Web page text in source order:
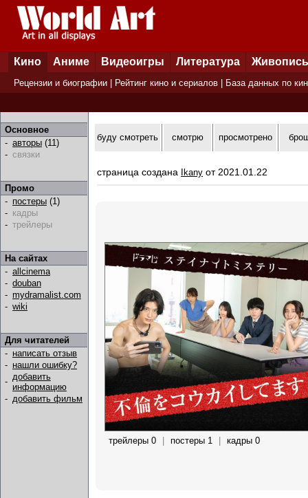
Кино Аниме Видеоигры Литература Живопись
Рецензии и биографии Рейтинг кино и сериалов База данных по
Основное
- авторы (11)
- связки
Промо
- постеры (1)
- кадры
- трейлеры
На сайтах
- allcinema
- douban
- mydramalist.com
- wiki
Для читателей
- написать отзыв
- нашли ошибку?
- добавить
информацию
- добавить фильм
буду смотреть смотрю просмотрено
страница создана Ikany от 2021.01.22
трейлеры 0 | постеры 1 | кадры 0